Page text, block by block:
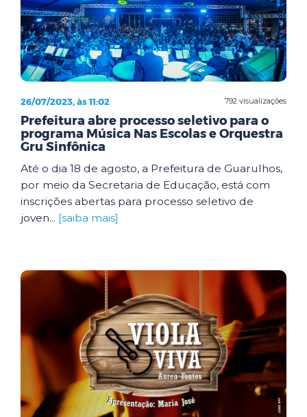
792 visualizações
26/07/2023, às 11:02
Prefeitura abre processo seletivo para o
programa Música Nas Escolas e Orquestra
Gru Sinfônica
Até o dia 18 de agosto, a Prefeitura de Guarulhos,
por meio da Secretaria de Educação, está com
inscrições abertas para processo seletivo de
joven... [saiba mais]